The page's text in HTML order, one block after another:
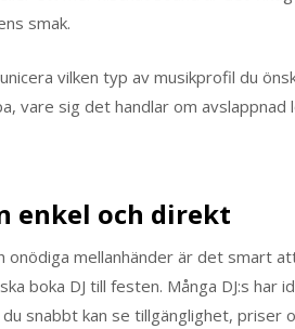
smak.
vilken typ av musikprofil du
vare sig det handlar om avslappnad
enkel och direkt
onödiga mellanhänder är det smart
boka DJ till festen. Många DJ:s har
snabbt kan se tillgänglighet, priser